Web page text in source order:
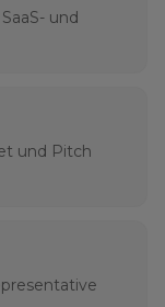
und
und Pitch